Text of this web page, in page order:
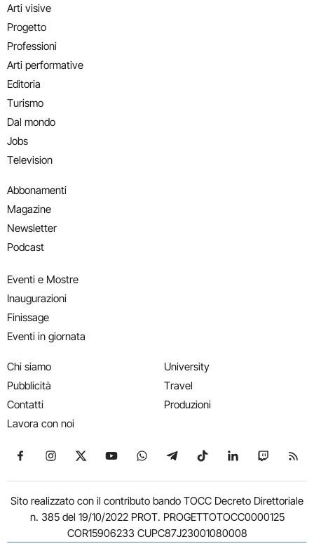
Arti visive
Progetto
Professioni
Arti performative
Editoria
Turismo
Dal mondo
Jobs
Television
Abbonamenti
Magazine
Newsletter
Podcast
Eventi e Mostre
Inaugurazioni
Finissage
Eventi in giornata
Chi siamo
Pubblicità
Contatti
Lavora con noi
University
Travel
Produzioni
Seguici su Facebook
Seguici su Instagram
Seguici su X
Seguici su YouTube
Seguici su WhatsApp
Seguici su Telegram
Seguici su TikTok
Seguici su
Seguici
Sito realizzato con il contributo bando TOCC Decreto Direttoriale
n. 385 del 19/10/2022 PROT. PROGETTOTOCC0000125
COR15906233 CUPC87J23001080008